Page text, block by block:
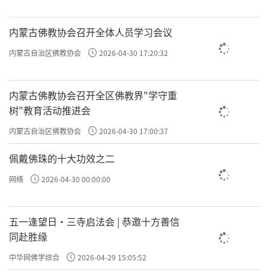
内蒙古佛教协会召开全体人员学习会议
内蒙古自治区佛教协会 2026-04-30 17:20:32
内蒙古佛教协会召开全区佛教界"学守重
树"教育活动推进会
内蒙古自治区佛教协会 2026-04-30 17:00:37
佩戴佛珠的十大功效之二
网络 2026-04-30 00:00:00
五一逢望日・三寺启法会 | 恭邀十方善信
同赴胜缘
中华网佛学综合 2026-04-29 15:05:52